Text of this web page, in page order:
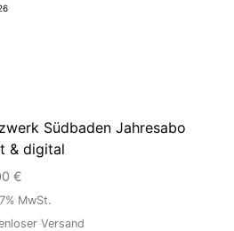
Südbaden Jahresabo
& digital
€
MwSt.
Versand